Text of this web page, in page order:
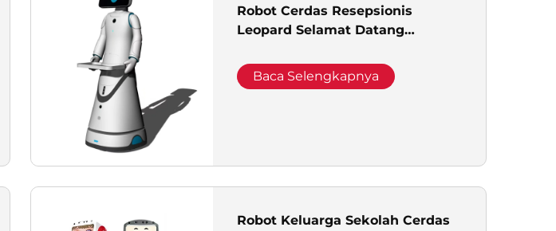
Robot Cerdas Resepsionis
Leopard Selamat Datang
Penggunaan Komersial
Baca Selengkapnya
Robot Keluarga Sekolah Cerdas